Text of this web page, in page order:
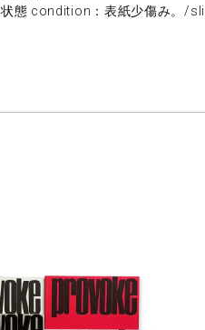
状態 condition：表紙少傷み。/